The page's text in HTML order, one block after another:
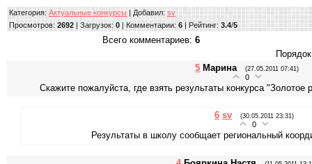
Категория: Актуальные конкурсы Добавил: sv
Просмотров: 2692 Загрузок: 0 Комментарии: 6 Рейтинг: 3.4/5
Всего комментариев: 6
5 Марина (27.05.2011 07:41)
0
Скажите пожалуйста, где взять результаты конкурса
6 sv (30.05.2011 23:31)
0
Результаты в школу сообщает региональный